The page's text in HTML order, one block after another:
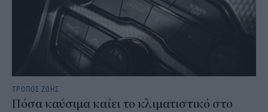
ΤΡΟΠΟΣ ΖΩΗΣ
Πόσα καύσιμα καίει το κλιματιστικό στο